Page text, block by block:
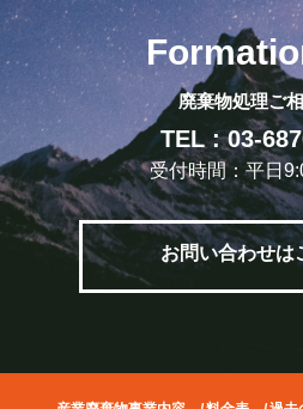
廃棄物処理ご
TEL : 03-
受付時間：平日
お問い合わせ